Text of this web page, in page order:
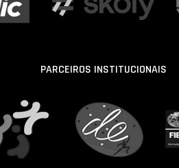
PARCEIROS INSTITUCIONAIS